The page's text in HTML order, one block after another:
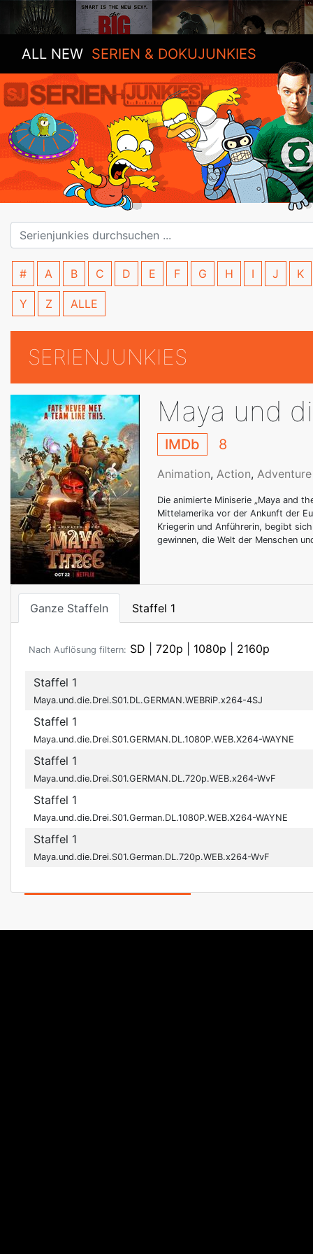
ALL NEW SERIEN & DOKUJUNKIES
# A B C D E F G H I J K
Y Z ALLE
SERIENJUNKIES
Maya und
IMDb 8
Animation, Action, Adventure
Die animierte Miniserie „Maya and
Mittelamerika vor der Ankunft der
Kriegerin und Anführerin, begibt
gewinnen, die Welt der Menschen
Ganze Staffeln Staffel 1
Nach Auflösung filtern: SD 720p 1080p 2160p
Staffel 1
Maya.und.die.Drei.S01.DL.GERMAN.WEBRiP.x264-4SJ
Staffel 1
Maya.und.die.Drei.S01.GERMAN.DL.1080P.WEB.X264-WAYNE
Staffel 1
Maya.und.die.Drei.S01.GERMAN.DL.720p.WEB.x264-WvF
Staffel 1
Maya.und.die.Drei.S01.German.DL.1080P.WEB.X264-WAYNE
Staffel 1
Maya.und.die.Drei.S01.German.DL.720p.WEB.x264-WvF